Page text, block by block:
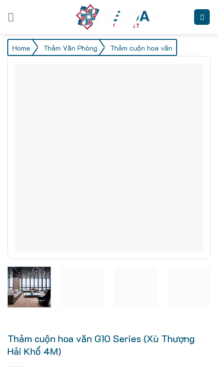
Home / Thảm Văn Phòng / Thảm cuộn hoa văn
Thảm cuộn hoa văn G10 Series (Xù Thượng
Hải Khổ 4M)